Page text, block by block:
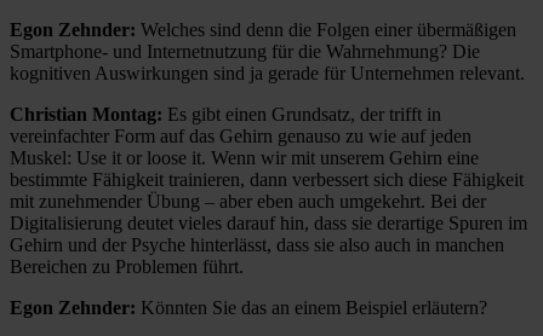
Egon Zehnder: Welches sind denn die Folgen einer übermäßigen
Smartphone- und Internetnutzung für die Wahrnehmung? Die
kognitiven Auswirkungen sind ja gerade für Unternehmen relevant.
Christian Montag: Es gibt einen Grundsatz, der trifft in
vereinfachter Form auf das Gehirn genauso zu wie auf jeden
Muskel: Use it or loose it. Wenn wir mit unserem Gehirn eine
bestimmte Fähigkeit trainieren, dann verbessert sich diese Fähigkeit
mit zunehmender Übung – aber eben auch umgekehrt. Bei der
Digitalisierung deutet vieles darauf hin, dass sie derartige Spuren im
Gehirn und der Psyche hinterlässt, dass sie also auch in manchen
Bereichen zu Problemen führt.
Egon Zehnder: Könnten Sie das an einem Beispiel erläutern?